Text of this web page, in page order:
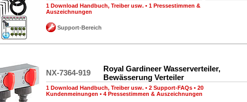
1 Download Handbuch, Treiber usw. • 1 Pressestimmen &
Auszeichnungen
Support-Bereich
NX-7364-919
Royal Gardineer Wasserverteiler,
Bewässerung Verteiler
1 Download Handbuch, Treiber usw. • 2 Support-FAQs • 20
Kundenmeinungen • 4 Pressestimmen & Auszeichnungen